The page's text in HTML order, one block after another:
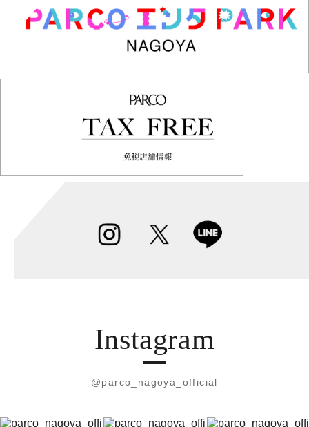
Instagram
@parco_nagoya_official